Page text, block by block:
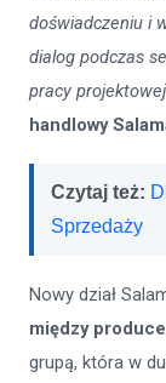
doświadczeniu i
dialog podczas
pracy
handlowy
Czytaj też:
Sprzedaży
Nowy dział
między
grupą, która w